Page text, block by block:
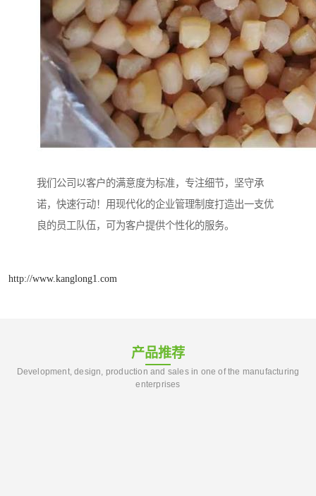
我们公司以客户的满意度为标准，专注细节，坚守承
诺，快速行动！用现代化的企业管理制度打造出一支优
良的员工队伍，可为客户提供个性化的服务。
http://www.kanglong1.com
产品推荐
Development, design, production and sales in one of the manufacturing
enterprises